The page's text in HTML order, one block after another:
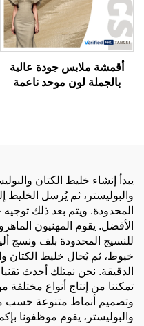
أقمشة ملابس جودة عالية
بالجملة لون موحد ناعمة
يبدأ إنشاء خليط الكتان
والبوليستر، ثم يُرسل
المحدودة. ويتم بعد ذلك توجيه
الأفضل. يقوم المهنيون
للنسيج المحدودة بلف ونسج
خيوط، ثم يُحال خليط الكتان
الدقيقة. نحن نمتلك أحدث
تمكننا من إنتاج أنواع مختلفة
وتصميم أنماط متنوعة حسب
والبوليستر، يقوم موظفونا